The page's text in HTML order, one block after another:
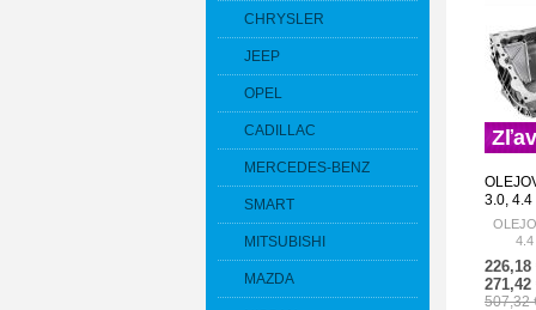
CHRYSLER
JEEP
OPEL
CADILLAC
MERCEDES-BENZ
SMART
MITSUBISHI
MAZDA
3.0, 4.4
4.4
226,18
271,42
507,32